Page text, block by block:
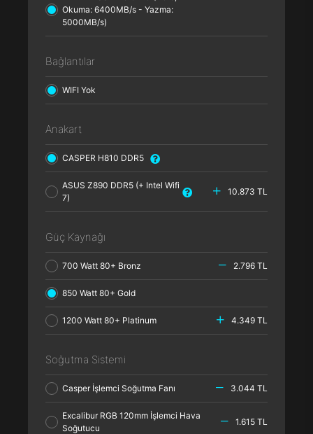
Okuma: 6400MB/s - Yazma:
5000MB/s)
Bağlantılar
WIFI Yok
Anakart
CASPER H810 DDR5
ASUS Z890 DDR5 (+ Intel Wifi
7)
10.873 TL
Güç Kaynağı
700 Watt 80+ Bronz 2.796 TL
850 Watt 80+ Gold
1200 Watt 80+ Platinum 4.349 TL
Soğutma Sistemi
Casper İşlemci Soğutma Fanı 3.044 TL
Excalibur RGB 120mm İşlemci Hava
Soğutucu
1.615 TL